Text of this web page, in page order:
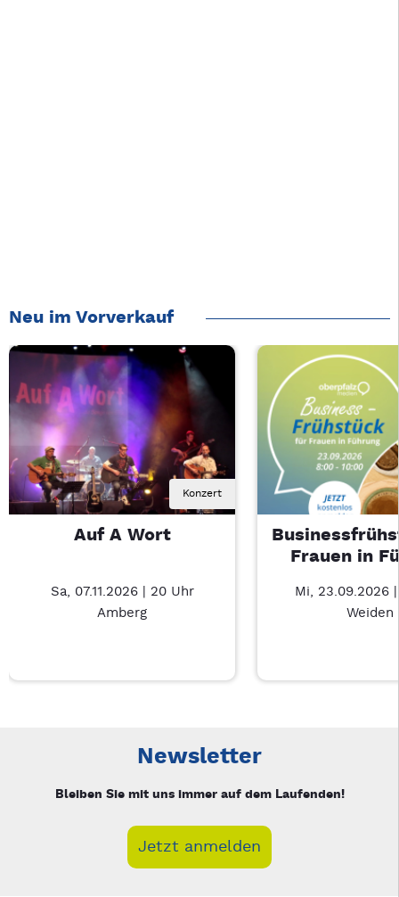
Neu im Vorverkauf
Konzert
Auf A Wort
Sa, 07.11.2026 | 20 Uhr
Amberg
Frauen in
Mi, 23.09.2026
Weiden
Newsletter
Bleiben Sie mit uns immer auf dem Laufenden!
Jetzt anmelden